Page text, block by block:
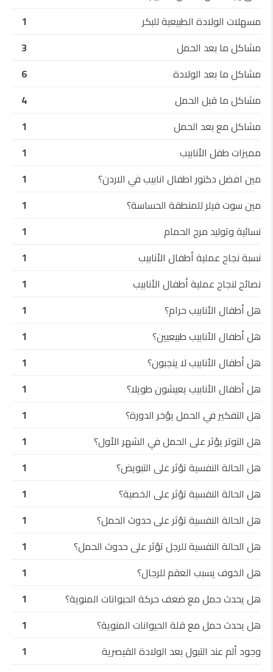
مسهلات الولادة الطبيعية للبكر
1
مشاكل ما بعد الحمل
3
مشاكل ما بعد الولادة
6
مشاكل ما قبل الحمل
4
مشاكل مع بعد الحمل
1
مميزات طفل الأنابيب
1
مين افضل دكتور اطفال انابيب في الاردن؟
1
مين سوت فيلر للمنطقة الحساسة؟
1
نسائية وتوليد مرج الحمام
1
نسبة نجاح عملية أطفال الأنابيب
1
نصائح لنجاح عملية أطفال الأنابيب
1
هل أطفال الأنابيب حرام؟
1
هل أطفال الأنابيب طبيعيين؟
1
هل أطفال الأنابيب لا ينجبون؟
1
هل أطفال الأنابيب يعيشون طويلا؟
1
هل التفكير في الحمل يؤخر الدورة؟
1
هل التوتر يؤثر على الحمل في الشهر الأول؟
1
هل الحالة النفسية تؤثر على التبويض؟
1
هل الحالة النفسية تؤثر على الخصية؟
1
هل الحالة النفسية تؤثر على حدوث الحمل؟
1
هل الحالة النفسية للرجل تؤثر على حدوث الحمل؟
1
هل الخوف يسبب العقم للرجال؟
1
هل يحدث حمل مع ضعف حركة الحيوانات المنوية؟
1
هل يحدث حمل مع قلة الحيوانات المنوية؟
1
وجود ألم عند التبول بعد الولادة القيصرية
1